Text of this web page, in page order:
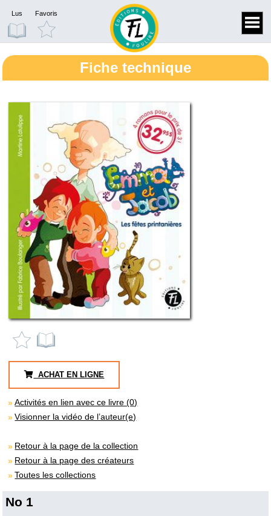
Lus Favoris
Fiche technique
ACHAT EN LIGNE
Activités en lien avec ce livre (0)
Visionner la vidéo de l’auteur(e)
Retour à la page de la collection
Retour à la page des créateurs
Toutes les collections
No 1